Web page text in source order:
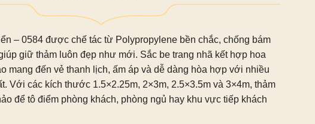
– 0584 được chế tác từ Polypropylene bền chắc, chống bám
giữ thảm luôn đẹp như mới. Sắc be trang nhã kết hợp hoa
mang đến vẻ thanh lịch, ấm áp và dễ dàng hòa hợp với nhiều
Với các kích thước 1.5×2.25m, 2×3m, 2.5×3.5m và 3×4m, thảm
để tô điểm phòng khách, phòng ngủ hay khu vực tiếp khách